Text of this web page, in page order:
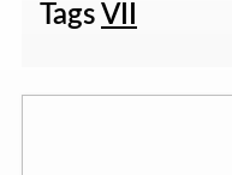
Tags VII